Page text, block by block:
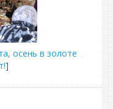
осень в золоте
]